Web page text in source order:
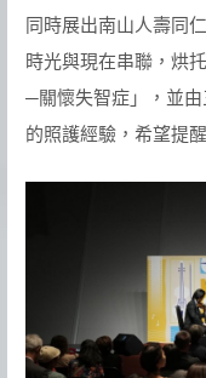
同時展出南山人壽同
時光與現在串聯，烘
─關懷失智症」，並
的照護經驗，希望提